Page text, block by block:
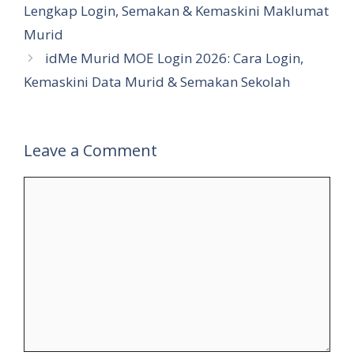
Lengkap Login, Semakan & Kemaskini Maklumat
Murid
idMe Murid MOE Login 2026: Cara Login,
Kemaskini Data Murid & Semakan Sekolah
Leave a Comment